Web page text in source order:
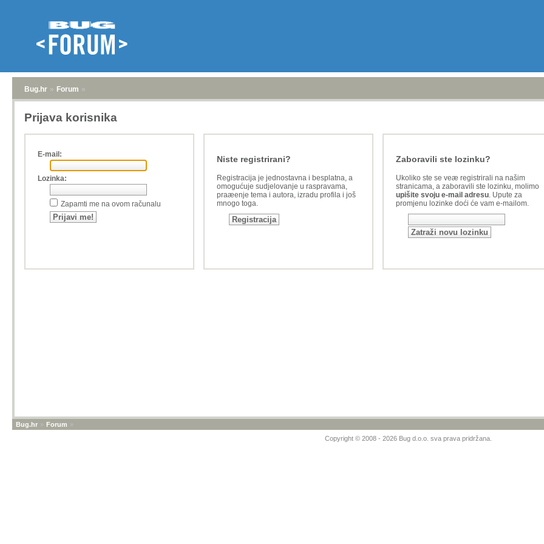
Bug.hr » Forum »
Prijava korisnika
E-mail:
Lozinka:
Zapamti me na ovom računalu
Niste registrirani?
Registracija je jednostavna i besplatna, a
omogućuje sudjelovanje u raspravama,
praæenje tema i autora, izradu profila i još
mnogo toga.
Zaboravili ste lozinku?
Ukoliko ste se veæ registrirali na našim
stranicama, a zaboravili ste lozinku, molimo
upišite svoju e-mail adresu. Upute za
promjenu lozinke doći će vam e-mailom.
Bug.hr » Forum »
Copyright © 2008 - 2026 Bug d.o.o. sva prava pridržana.